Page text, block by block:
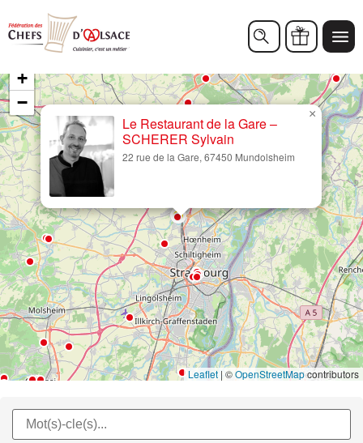
Le Restaurant de la Gare –
SCHERER Sylvain
22 rue de la Gare, 67450 Mundolsheim
×
+
−
Leaflet | ©OpenStreetMapcontributors